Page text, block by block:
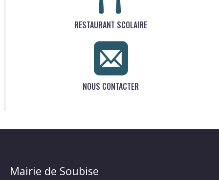
RESTAURANT SCOLAIRE
NOUS CONTACTER
Mairie de Soubise